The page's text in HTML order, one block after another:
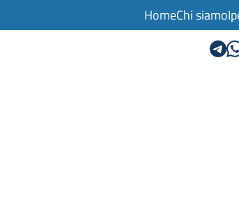
HomeChi siamo